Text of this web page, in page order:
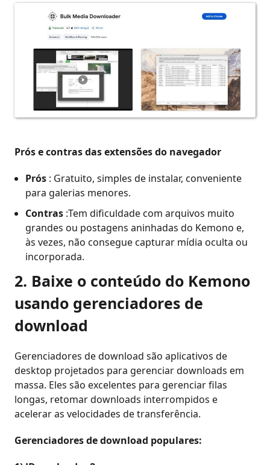
Prós e contras das extensões do navegador
Prós : Gratuito, simples de instalar, conveniente
para galerias menores.
Contras :Tem dificuldade com arquivos muito
grandes ou postagens aninhadas do Kemono e,
às vezes, não consegue capturar mídia oculta ou
incorporada.
2. Baixe o conteúdo do Kemono
usando gerenciadores de
download
Gerenciadores de download são aplicativos de
desktop projetados para gerenciar downloads em
massa. Eles são excelentes para gerenciar filas
longas, retomar downloads interrompidos e
acelerar as velocidades de transferência.
Gerenciadores de download populares: